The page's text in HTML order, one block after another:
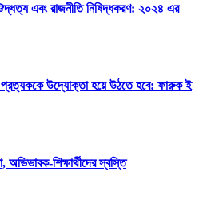
এবং রাজনীতি নিষিদ্ধকরণ: ২০২৪ এর
প্রত্যককে উদ্যোক্তা হয়ে উঠতে হবে: ফারুক ই
অভিভাবক-শিক্ষার্থীদের স্বস্তি